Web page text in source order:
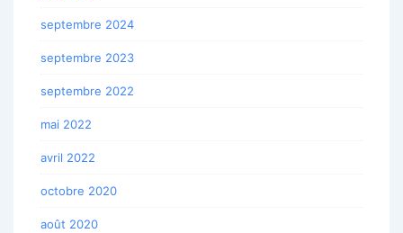
septembre 2024
septembre 2023
septembre 2022
mai 2022
avril 2022
octobre 2020
août 2020